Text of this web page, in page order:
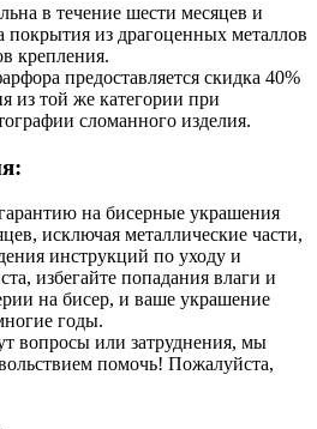
в течение шести месяцев и
покрытия из драгоценных металлов
крепления.
предоставляется скидка 40%
из той же категории при
сломанного изделия.
на бисерные украшения
исключая металлические части,
инструкций по уходу и
избегайте попадания влаги и
на бисер, и ваше украшение
годы.
вопросы или затруднения, мы
помочь! Пожалуйста,